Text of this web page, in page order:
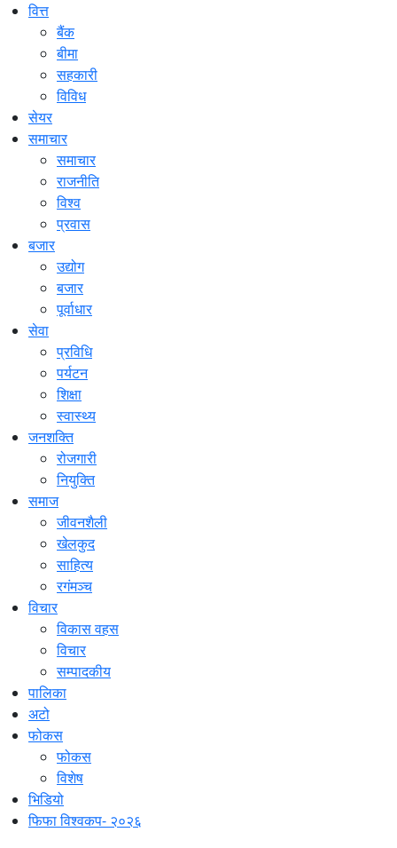
वित्त
बैंक
बीमा
सहकारी
विविध
सेयर
समाचार
समाचार
राजनीति
विश्व
प्रवास
बजार
उद्योग
बजार
पूर्वाधार
सेवा
प्रविधि
पर्यटन
शिक्षा
स्वास्थ्य
जनशक्ति
रोजगारी
नियुक्ति
समाज
जीवनशैली
खेलकुद
साहित्य
रगंमञ्च
विचार
विकास वहस
विचार
सम्पादकीय
पालिका
अटो
फोकस
फोकस
विशेष
भिडियो
फिफा विश्वकप- २०२६